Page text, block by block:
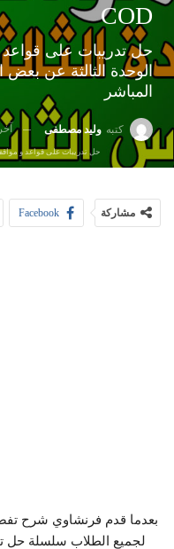
COD
حل تدريبات على
الوحدة الثالثة عن بعض
المباشر
كتبه وليد مصطفى
حل تدريبات على قواعد و مواقف
مشاركة Facebook
بعدما قدم فرنشاوي شرح
لجميع الطلاب سلسلة حل